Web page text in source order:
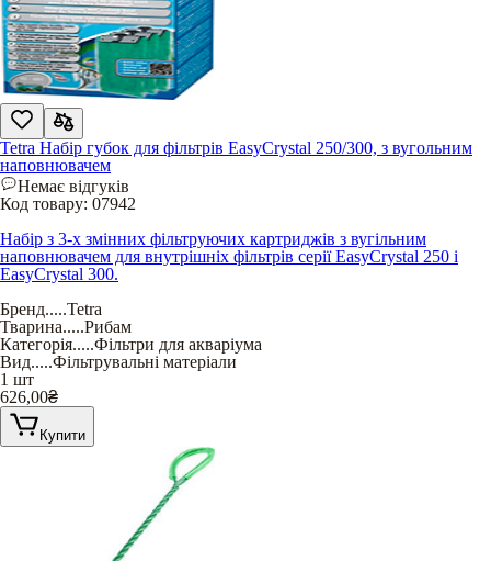
Tetra Набір губок для фільтрів EasyCrystal 250/300, з вугольним
наповнювачем
Немає відгуків
Код товару: 07942
Набір з 3-х змінних фільтруючих картриджів з вугільним
наповнювачем для внутрішніх фільтрів серії EasyCrystal 250 і
EasyCrystal 300.
Бренд.....Tetra
Тварина.....Рибам
Категорія.....Фільтри для акваріума
Вид.....Фільтрувальні матеріали
1 шт
626,00₴
Купити